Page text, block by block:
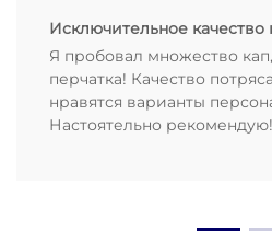
Исключительное
Я пробовал множество
перчатка! Качество
нравятся варианты
Настоятельно рекомендую!